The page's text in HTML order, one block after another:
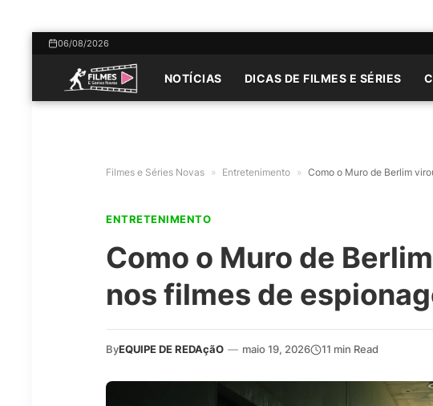
06/08/2026
NOTÍCIAS DICAS DE FILMES E SÉRIES
Filmes e Séries Novas » Entretenimento » Como o Muro de Berlim
ENTRETENIMENTO
Como o Muro de
nos filmes de
ByEQUIPE DE REDAçãO — maio 19, 2026 11 min Read